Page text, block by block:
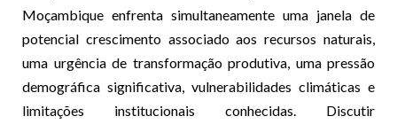
Moçambique enfrenta simultaneamente uma janela de
potencial crescimento associado aos recursos naturais,
uma urgência de transformação produtiva, uma pressão
demográfica significativa, vulnerabilidades climáticas e
limitações institucionais conhecidas. Discutir